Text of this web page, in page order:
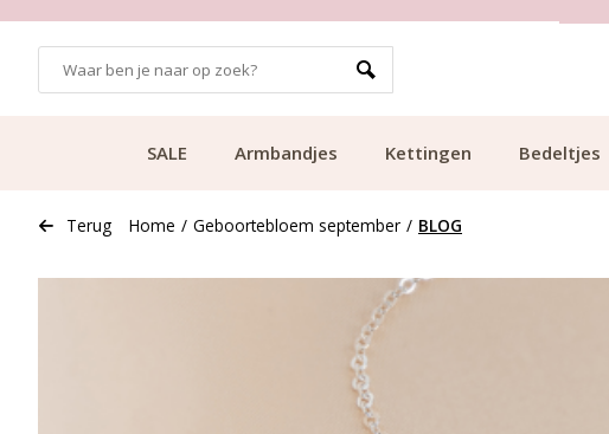
SALE Armbandjes Kettingen Bedeltjes
Terug Home / Geboortebloem september / BLOG